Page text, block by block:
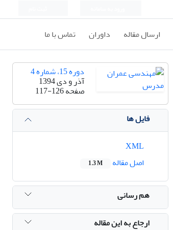
ارسال مقاله داوران تماس با ما
دوره 15، شماره 4
آذر و دی 1394
صفحه117-126
فایل ها
اصل مقاله
1.3 M
هم رسانی
ارجاع به این مقاله